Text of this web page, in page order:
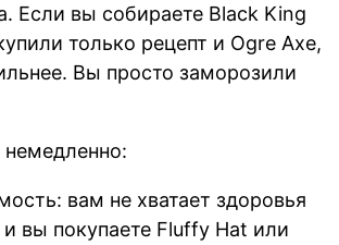
Если вы собираете Black King
только рецепт и Ogre Axe,
Вы просто заморозили
немедленно:
вам не хватает здоровья
вы покупаете Fluffy Hat или